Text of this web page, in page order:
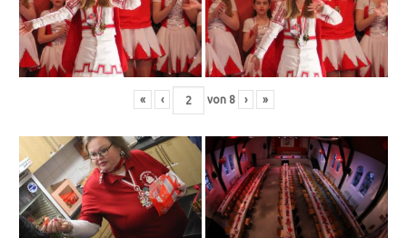
« ‹ von 8 › »